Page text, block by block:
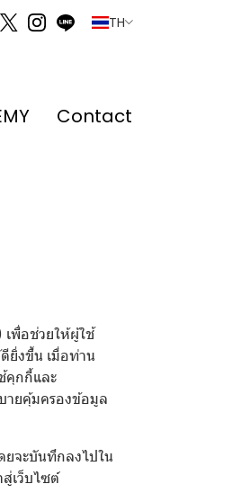
TH
Contact
พื่อช่วยให้ผู้ใช้
ยิ่งขึ้น เมื่อท่าน
คุกกี้และ
ายคุ้มครองข้อมูล
ยจะบันทึกลงไปใน
เว็บไซต์